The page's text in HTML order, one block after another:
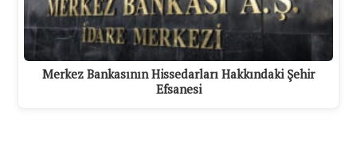
Merkez Bankasının Hissedarları Hakkındaki Şehir
Efsanesi